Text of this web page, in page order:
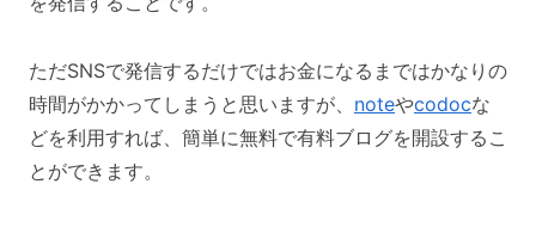
ただSNSで発信するだけではお金になるまではかなりの
時間がかかってしまうと思いますが、 noteやcodocな
どを利用すれば、簡単に無料で有料ブログを開設するこ
とができます。